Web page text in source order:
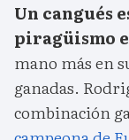
Un cangués
piragüismo
mano más en
ganadas.
combinación